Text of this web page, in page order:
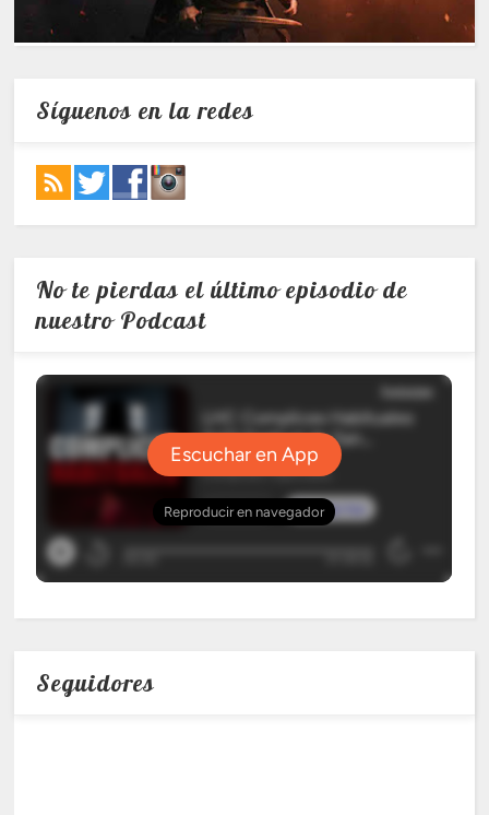
Síguenos en la redes
No te pierdas el último episodio de
nuestro Podcast
Seguidores